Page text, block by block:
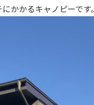
かかるキャノピーです。